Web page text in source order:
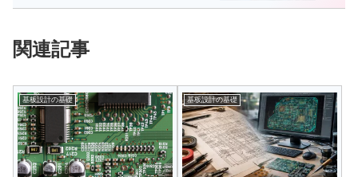
関連記事
基板設計の基礎 基板設計の基礎